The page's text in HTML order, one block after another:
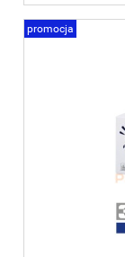
promocja